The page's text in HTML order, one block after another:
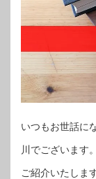
いつもお世話に
川でございます
ご紹介いたします